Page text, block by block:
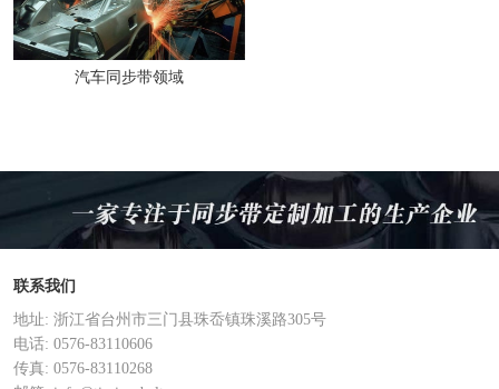
汽车同步带领域
联系我们
地址: 浙江省台州市三门县珠岙镇珠溪路305号
电话: 0576-83110606
传真: 0576-83110268